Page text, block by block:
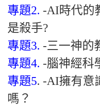
專題2. -AI時代的
是殺手?
專題3. -三一神的
專題4. -腦神經科
專題5. -AI擁有意
嗎？